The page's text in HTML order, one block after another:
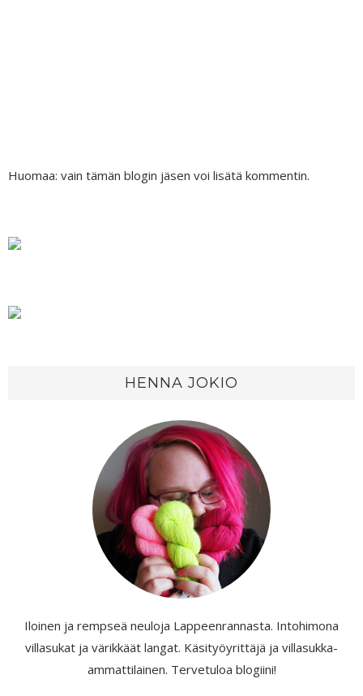
Huomaa: vain tämän blogin jäsen voi lisätä kommentin.
HENNA JOKIO
Iloinen ja rempseä neuloja Lappeenrannasta. Intohimona
villasukat ja värikkäät langat. Käsityöyrittäjä ja villasukka-
ammattilainen. Tervetuloa blogiini!